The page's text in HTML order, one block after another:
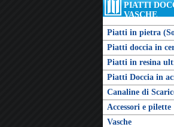
PIATTI
VASCHE
Piatti in pietra
Piatti doccia in
Piatti in resina
Piatti Doccia in
Canaline di
Accessori e pilette
Vasche